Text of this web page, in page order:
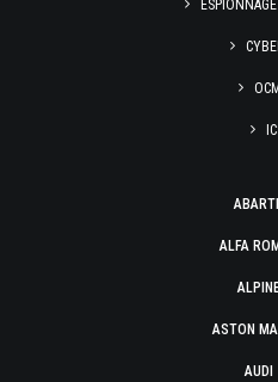
ALFA
ASTON
AUDI